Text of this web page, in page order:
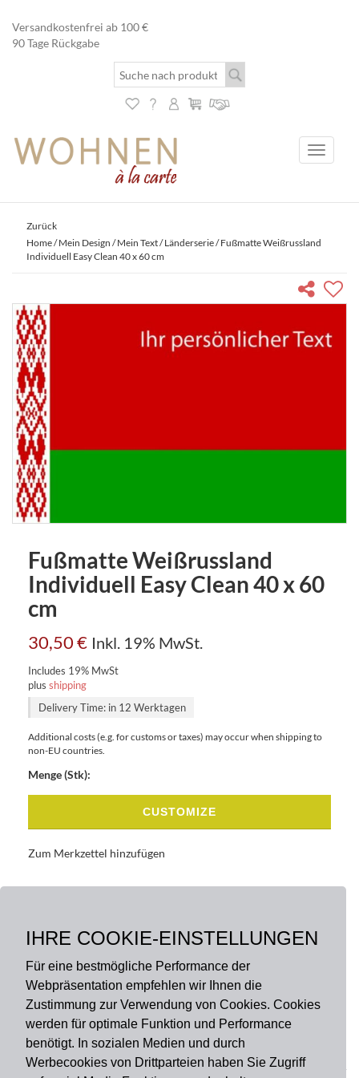
IHRE COOKIE-EINSTELLUNGEN
Für eine bestmögliche Performance der
Webpräsentation empfehlen wir Ihnen die
Zustimmung zur Verwendung von Cookies. Cookies
werden für optimale Funktion und Performance
benötigt. In sozialen Medien und durch
Werbecookies von Drittparteien haben Sie Zugriff
Versandkostenfrei ab 100 €
90 Tage Rückgabe
Toggle
Zurück
Home/Mein Design / Mein Text/Länderserie/ Fußmatte Weißrussland
Individuell Easy Clean 40 x 60 cm
Fußmatte Weißrussland
Individuell Easy Clean 40 x 60
cm
30,50€ Inkl. 19% MwSt.
Includes 19% MwSt
plus shipping
Delivery Time: in 12 Werktagen
Additional costs (e.g. for customs or taxes) may occur when shipping to
non-EU countries.
Menge (Stk):
CUSTOMIZE
Zum Merkzettel hinzufügen
BESCHREIBUNG
Zahlungsart